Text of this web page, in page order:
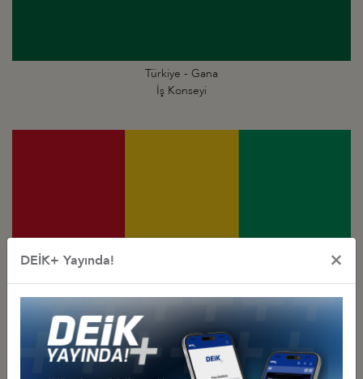
Türkiye - Gana
İş Konseyi
Türkiye - Gine
İş Konseyi
DEİK+ Yayında! ×